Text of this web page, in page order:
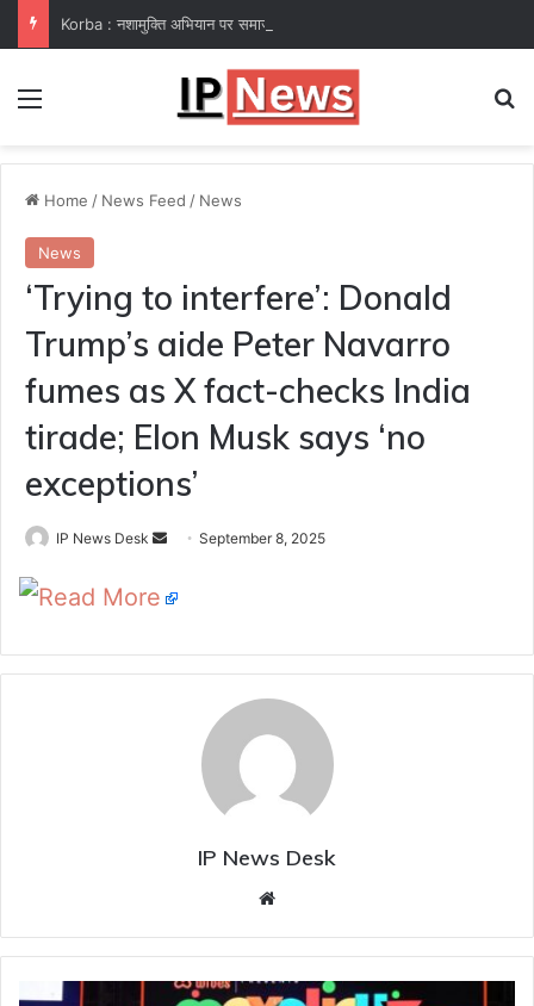
Menu
Home / News Feed / News
News
‘Trying to interfere’: Donald
Trump’s aide Peter Navarro
fumes as X fact-checks India
tirade; Elon Musk says ‘no
exceptions’
IP News Desk
Send
email
September 8, 2025
Read More
IP News Desk